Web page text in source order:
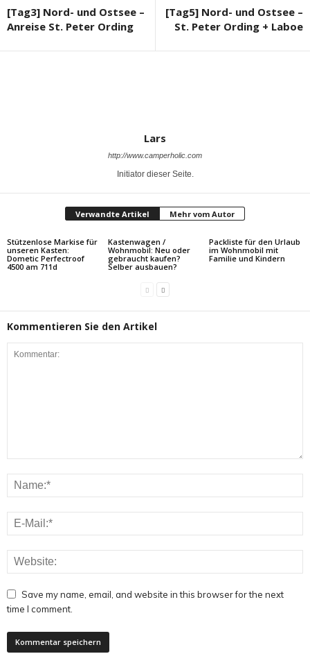
[Tag3] Nord- und Ostsee –
Anreise St. Peter Ording
[Tag5] Nord- und Ostsee –
St. Peter Ording + Laboe
Lars
http://www.camperholic.com
Initiator dieser Seite.
Verwandte Artikel Mehr vom Autor
Stützenlose Markise für
unseren Kasten:
Dometic Perfectroof
4500 am 711d
Kastenwagen /
Wohnmobil: Neu oder
gebraucht kaufen?
Selber ausbauen?
Packliste für den Urlaub
im Wohnmobil mit
Familie und Kindern
Kommentieren Sie den Artikel
Save my name, email, and website in this browser for the next
time I comment.